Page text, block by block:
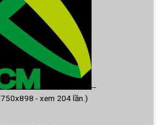
--
- xem 204 lần.)